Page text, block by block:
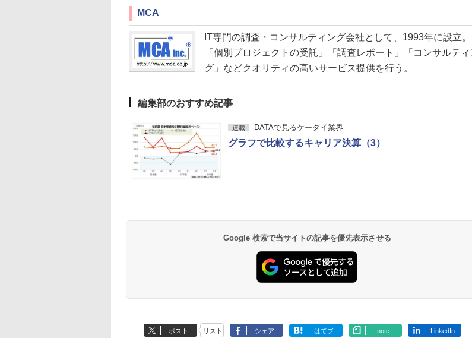
MCA
IT専門の調査・コンサルティング会社として、1993年に設立。
「個別プロジェクトの受託」「調査レポート」「コンサルティ
グ」などクオリティの高いサービス提供を行う。
編集部のおすすめ記事
連載 DATAで見るケータイ業界
グラフで比較するキャリア決算（3）
Google 検索で当サイトの記事を優先表示させる
ポスト リスト シェア はてブ note LinkedIn